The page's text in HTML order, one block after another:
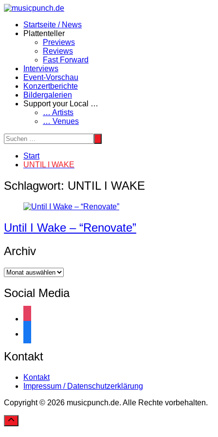
Zum
springenStartseite / News
Plattenteller
Previews
Reviews
Fast Forward
Interviews
Event-Vorschau
Konzertberichte
Bildergalerien
Support your Local …
… Artists
… Venues
Start
UNTIL I WAKE
Schlagwort: UNTIL I WAKE
Until I Wake – “Renovate”
Archiv
Archiv
Social Media
Kontakt
Kontakt
Impressum / Datenschutzerklärung
Copyright © 2026 musicpunch.de. Alle Rechte vorbehalten.